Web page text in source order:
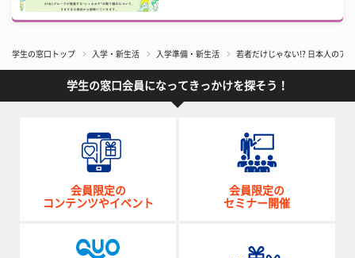
学生の窓口トップ 入学・新生活 入学準備・新生活 若者だけじゃない!? 日本人のア
学生の窓口会員になってきっかけを探そう！
会員限定の
コンテンツやイベント
会員限定の
セミナー開催